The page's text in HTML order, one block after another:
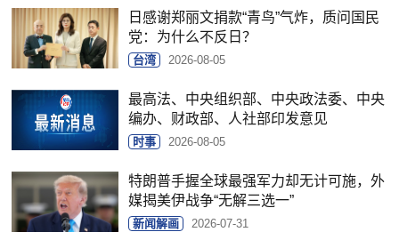
日感谢郑丽文捐款“青鸟”气炸，质问国民
党：为什么不反日？
台湾 2026-08-05
最高法、中央组织部、中央政法委、中央
编办、财政部、人社部印发意见
时事 2026-08-05
特朗普手握全球最强军力却无计可施，外
媒揭美伊战争“无解三选一”
新闻解画 2026-07-31